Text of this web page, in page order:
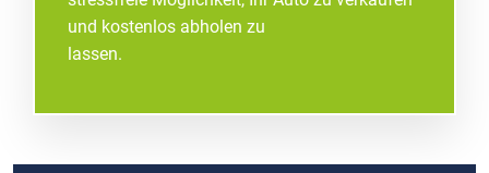
und kostenlos abholen zu
lassen.